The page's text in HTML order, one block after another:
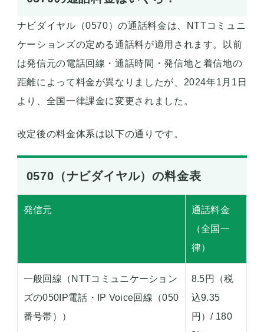
ナビダイヤル（0570）の通話料金は、NTTコミュニ
ケーションズの定める通話料が適用されます。以前
は発信元の電話回線・通話時間・発信地と着信地の
距離によって料金が異なりましたが、2024年1月1日
より、全国一律課金に変更されました。
改定後の料金体系は以下の通りです。
0570（ナビダイヤル）の料金表
発信元
通話料金
（全国一
律）
一般回線（NTTコミュニケーション
ズの050IP電話・IP Voice回線（050
番号帯））
8.5円（税
込9.35
円）/ 180